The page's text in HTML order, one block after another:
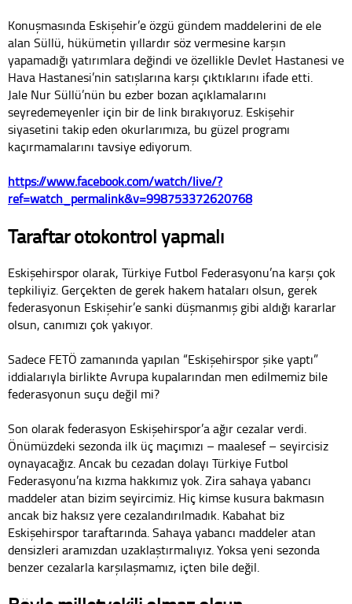
Konuşmasında Eskişehir’e özgü gündem maddelerini de ele
alan Süllü, hükümetin yıllardır söz vermesine karşın
yapamadığı yatırımlara değindi ve özellikle Devlet Hastanesi ve
Hava Hastanesi’nin satışlarına karşı çıktıklarını ifade etti.
Jale Nur Süllü’nün bu ezber bozan açıklamalarını
seyredemeyenler için bir de link bırakıyoruz. Eskişehir
siyasetini takip eden okurlarımıza, bu güzel programı
kaçırmamalarını tavsiye ediyorum.
https://www.facebook.com/watch/live/?
ref=watch_permalink&v=998753372620768
Taraftar otokontrol yapmalı
Eskişehirspor olarak, Türkiye Futbol Federasyonu’na karşı çok
tepkiliyiz. Gerçekten de gerek hakem hataları olsun, gerek
federasyonun Eskişehir’e sanki düşmanmış gibi aldığı kararlar
olsun, canımızı çok yakıyor.
Sadece FETÖ zamanında yapılan “Eskişehirspor şike yaptı”
iddialarıyla birlikte Avrupa kupalarından men edilmemiz bile
federasyonun suçu değil mi?
Son olarak federasyon Eskişehirspor’a ağır cezalar verdi.
Önümüzdeki sezonda ilk üç maçımızı – maalesef – seyircisiz
oynayacağız. Ancak bu cezadan dolayı Türkiye Futbol
Federasyonu’na kızma hakkımız yok. Zira sahaya yabancı
maddeler atan bizim seyircimiz. Hiç kimse kusura bakmasın
ancak biz haksız yere cezalandırılmadık. Kabahat biz
Eskişehirspor taraftarında. Sahaya yabancı maddeler atan
densizleri aramızdan uzaklaştırmalıyız. Yoksa yeni sezonda
benzer cezalarla karşılaşmamız, içten bile değil.